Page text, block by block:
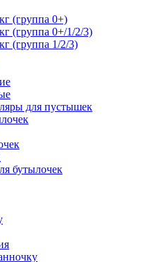
(группа 0+)
(группа 0+/1/2/3)
(группа 1/2/3)
для пустышек
бутылочек